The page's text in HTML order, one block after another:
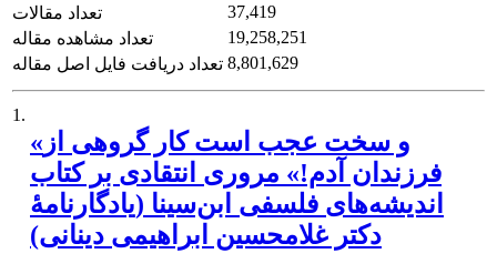
تعداد مقالات
37,419
تعداد مشاهده مقاله
19,258,251
تعداد دریافت فایل اصل مقاله 8,801,629
1.
«و سخت عجب است کار گروهی از
فرزندان آدم!» مروری انتقادی بر کتاب
اندیشه‌های فلسفی ابن‌سینا (یادگارنامۀ
دکتر غلامحسین ابراهیمی دینانی)